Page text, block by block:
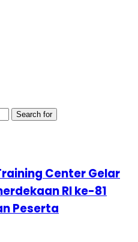
Search for
Center Gelar
RI ke-81
Peserta